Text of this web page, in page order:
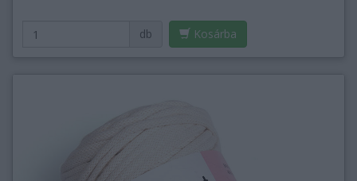
db Kosárba